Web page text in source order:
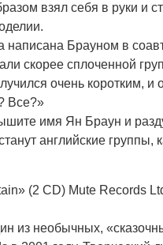
взял себя в руки и
написана Брауном в
скорее сплоченной
очень коротким,
Все?»
имя Ян Браун и
английские
(2 CD) Mute Records
из необычных,